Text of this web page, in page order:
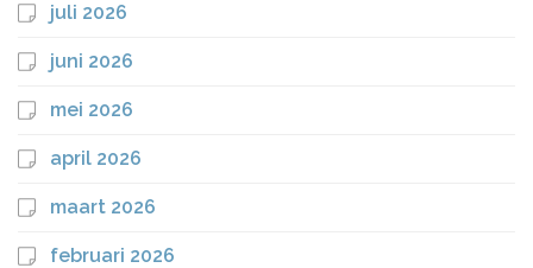
juli 2026
juni 2026
mei 2026
april 2026
maart 2026
februari 2026